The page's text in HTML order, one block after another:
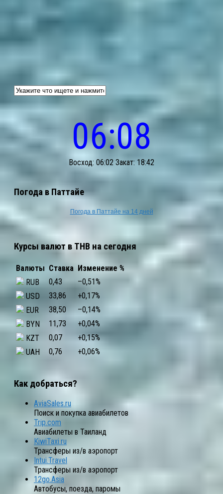
06:08
Восход: 06:02 Закат: 18:42
Погода в Паттайе
Погода в Паттайе на 14 дней
Курсы валют в THB на сегодня
Валюты Ставка Изменение %
RUB
0,43 –0,51%
USD
33,86 +0,17%
EUR
38,50 –0,14%
BYN
11,73 +0,04%
KZT
0,07 +0,15%
UAH
0,76 +0,06%
Как добраться?
AviaSales.ru
Поиск и покупка авиабилетов
Trip.com
Авиабилеты в Таиланд
KiwiTaxi.ru
Трансферы из/в аэропорт
Intui.Travel
Трансферы из/в аэропорт
12go.Asia
Автобусы, поезда, паромы